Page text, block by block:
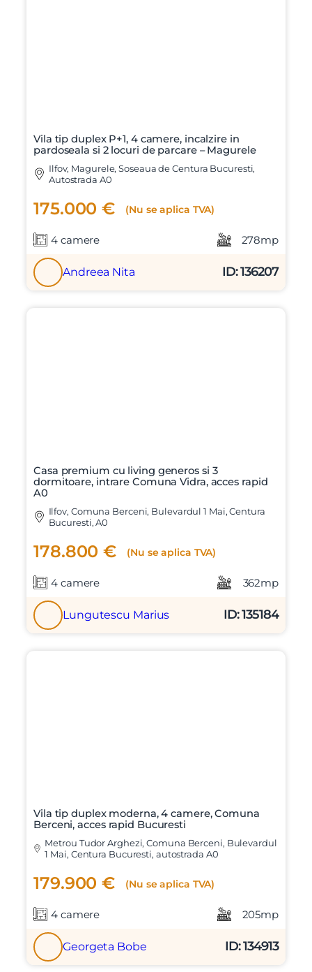
Vila tip duplex P+1, 4 camere, incalzire in
pardoseala si 2 locuri de parcare – Magurele
Ilfov, Magurele, Soseaua de Centura Bucuresti,
Autostrada A0
175.000 € (Nu se aplica TVA)
4 camere 278mp
Andreea Nita ID: 136207
Casa premium cu living generos si 3
dormitoare, intrare Comuna Vidra, acces rapid
A0
Ilfov, Comuna Berceni, Bulevardul 1 Mai, Centura
Bucuresti, A0
178.800 € (Nu se aplica TVA)
4 camere 362mp
Lungutescu Marius ID: 135184
Vila tip duplex moderna, 4 camere, Comuna
Berceni, acces rapid Bucuresti
Metrou Tudor Arghezi, Comuna Berceni, Bulevardul
1 Mai, Centura Bucuresti, autostrada A0
179.900 € (Nu se aplica TVA)
4 camere 205mp
Georgeta Bobe ID: 134913